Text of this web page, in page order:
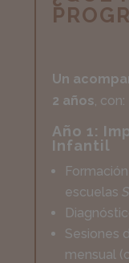
Un
2 años, con:
Año 1:
Infantil
escuelas
Sesiones
mensual